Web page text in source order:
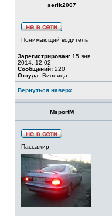
serik2007
Понимающий водитель
Зарегистрирован: 15 янв
2014, 12:02
Сообщений: 220
Откуда: Винница
Вернуться наверх
MsportM
Пассажир